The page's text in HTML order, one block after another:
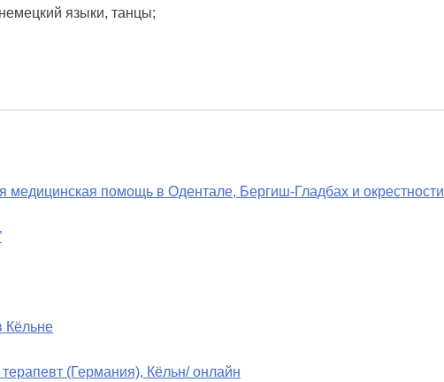
языки, танцы;
помощь в Одентале, Бергиш-Гладбах и окрестности
Кёльне
(Германия), Кёльн/ онлайн